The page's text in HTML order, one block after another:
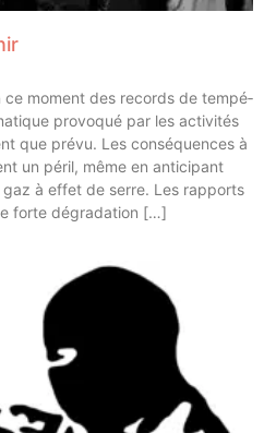
ce moment des records de tem­pé­
pro­vo­qué par les acti­vi­tés
que pré­vu. Les consé­quences à
un péril, même en anti­ci­pant
à effet de serre. Les rap­ports
forte dégradation […]